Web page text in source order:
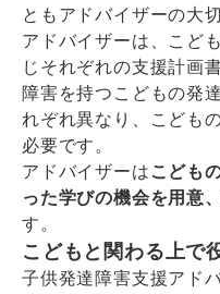
ともアドバイザーの大
アドバイザーは、こど
じそれぞれの支援計画
障害を持つこどもの発
れぞれ異なり、こども
必要です。
アドバイザーは こども
った学びの機会を用意
す。
こどもと関わる上で
子供発達障害支援アド